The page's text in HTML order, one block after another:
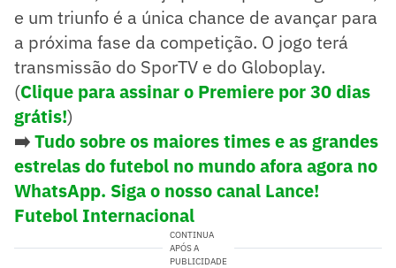
e um triunfo é a única chance de avançar para
a próxima fase da competição. O jogo terá
transmissão do SporTV e do Globoplay.
(Clique para assinar o Premiere por 30 dias
grátis!)
➡️Tudo sobre os maiores times e as grandes
estrelas do futebol no mundo afora agora no
WhatsApp. Siga o nosso canal Lance!
Futebol Internacional
CONTINUA
APÓS A
PUBLICIDADE